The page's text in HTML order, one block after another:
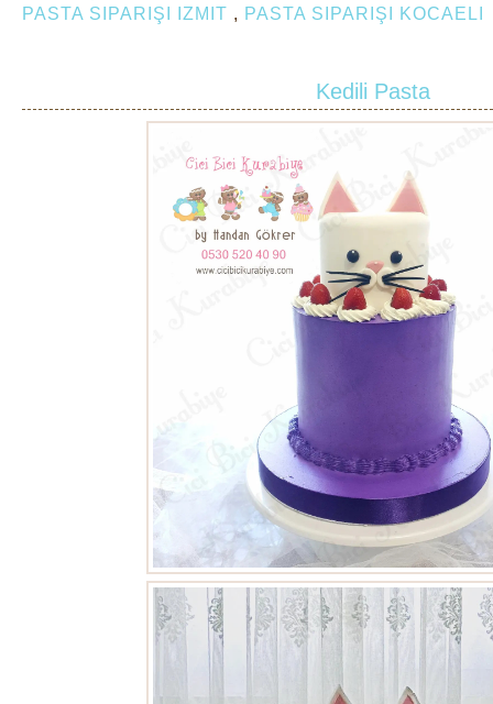
PASTA SIPARIŞI IZMIT , PASTA SIPARIŞI KOCAELI
Kedili Pasta